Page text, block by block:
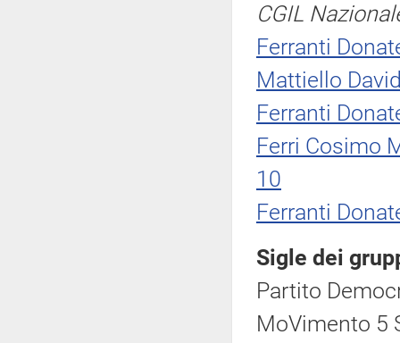
CGIL
Ferranti
Mattiello
Ferranti
Ferri Cosimo
10
Ferranti
Sigle dei
Partito
MoVimento 5